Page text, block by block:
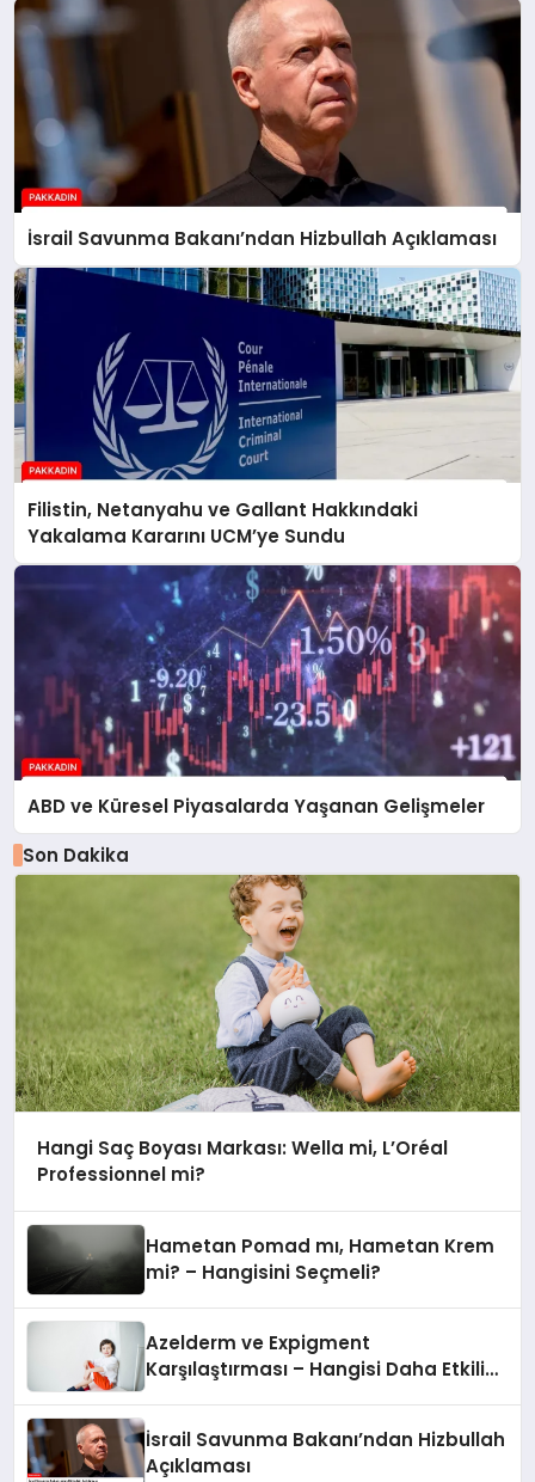
İsrail Savunma Bakanı’ndan Hizbullah Açıklaması
Filistin, Netanyahu ve Gallant Hakkındaki
Yakalama Kararını UCM’ye Sundu
ABD ve Küresel Piyasalarda Yaşanan Gelişmeler
Son Dakika
Hangi Saç Boyası Markası: Wella mi, L’Oréal
Professionnel mi?
Hametan Pomad mı, Hametan Krem
mi? – Hangisini Seçmeli?
Azelderm ve Expigment
Karşılaştırması – Hangisi Daha Etkili
İsrail Savunma Bakanı’ndan Hizbullah
Açıklaması